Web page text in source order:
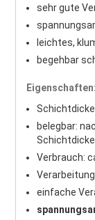
sehr gute
leichtes,
begehbar
Eigenschaften:
belegbar:
Verbrauch:
einfache